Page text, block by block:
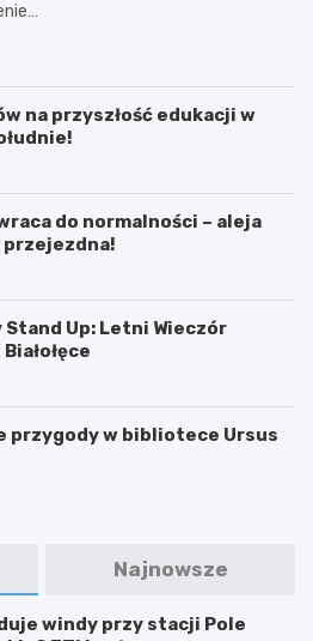
na przyszłość edukacji w
do normalności – aleja
przejezdna!
Stand Up: Letni Wieczór
przygody w bibliotece Ursus
Najnowsze
windy przy stacji Pole